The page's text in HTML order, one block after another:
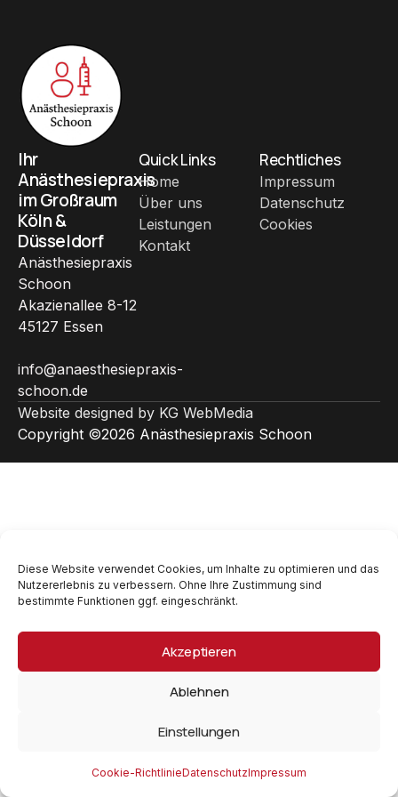
Diese Website verwendet Cookies, um Inhalte zu optimieren und das
Nutzererlebnis zu verbessern. Ohne Ihre Zustimmung sind
bestimmte Funktionen ggf. eingeschränkt.
Akzeptieren
Ablehnen
Einstellungen
Cookie-RichtlinieDatenschutzImpressum
Ihr
Anästhesiepraxis
im Großraum
Köln &
Düsseldorf
Anästhesiepraxis
Schoon
Akazienallee 8-12
45127 Essen
info@anaesthesiepraxis-
schoon.de
Quick Links
Home
Über uns
Leistungen
Kontakt
Rechtliches
Impressum
Datenschutz
Cookies
Copyright ©2026 Anästhesiepraxis Schoon
Website designed by KG WebMedia